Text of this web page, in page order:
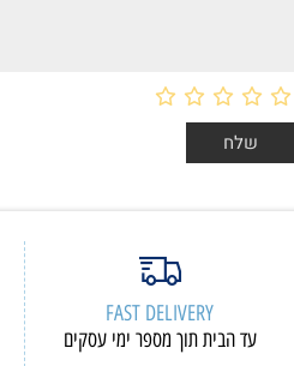
FAST DELIVERY
עד הבית תוך מספר ימי עסקים